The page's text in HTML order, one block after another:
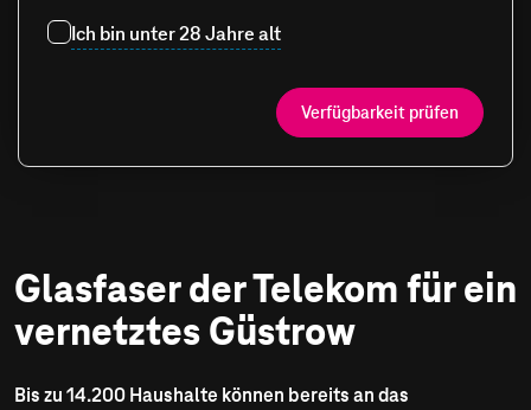
Ich bin unter 28 Jahre alt
Verfügbarkeit prüfen
Glasfaser der Telekom für ein
vernetztes Güstrow
Bis zu 14.200 Haushalte können bereits an das